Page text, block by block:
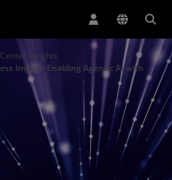
Insights
Impact: Enabling Agentic AI with